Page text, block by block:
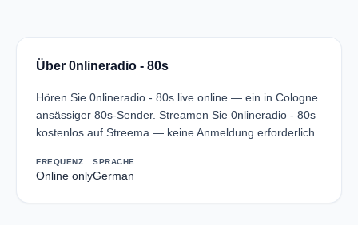
Über 0nlineradio - 80s
Hören Sie 0nlineradio - 80s live online — ein in Cologne
ansässiger 80s-Sender. Streamen Sie 0nlineradio - 80s
kostenlos auf Streema — keine Anmeldung erforderlich.
FREQUENZ
Online only
SPRACHE
German